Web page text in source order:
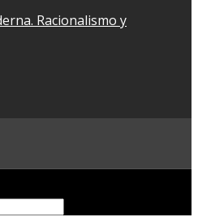
Racionalismo y